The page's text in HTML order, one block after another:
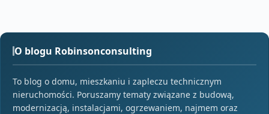
O blogu Robinsonconsulting
To blog o domu, mieszkaniu i zapleczu technicznym
nieruchomości. Poruszamy tematy związane z budową,
modernizacją, instalacjami, ogrzewaniem, najmem oraz